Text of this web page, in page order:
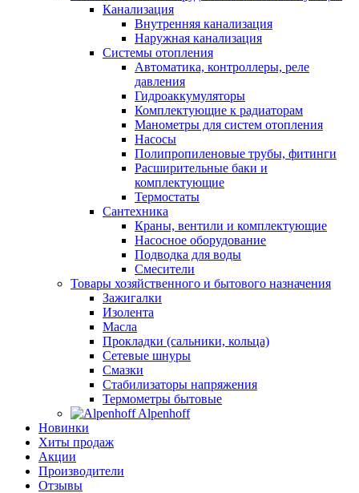
Канализация
Внутренняя канализация
Наружная канализация
Системы отопления
Автоматика, контроллеры, реле
давления
Гидроаккумуляторы
Комплектующие к радиаторам
Манометры для систем отопления
Насосы
Полипропиленовые трубы, фитинги
Расширительные баки и
комплектующие
Термостаты
Сантехника
Краны, вентили и комплектующие
Насосное оборудование
Подводка для воды
Смесители
Товары хозяйственного и бытового назначения
Зажигалки
Изолента
Масла
Прокладки (сальники, кольца)
Сетевые шнуры
Смазки
Стабилизаторы напряжения
Термометры бытовые
Alpenhoff
Новинки
Хиты продаж
Акции
Производители
Отзывы